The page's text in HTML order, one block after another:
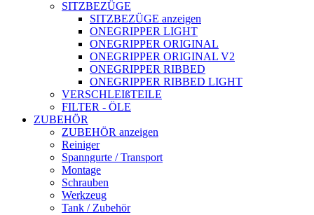
SITZBEZÜGE
SITZBEZÜGE anzeigen
ONEGRIPPER LIGHT
ONEGRIPPER ORIGINAL
ONEGRIPPER ORIGINAL V2
ONEGRIPPER RIBBED
ONEGRIPPER RIBBED LIGHT
VERSCHLEIßTEILE
FILTER - ÖLE
ZUBEHÖR
ZUBEHÖR anzeigen
Reiniger
Spanngurte / Transport
Montage
Schrauben
Werkzeug
Tank / Zubehör